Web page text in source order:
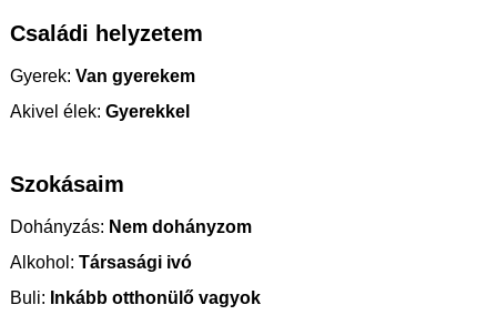
Családi helyzetem
Gyerek: Van gyerekem
Akivel élek: Gyerekkel
Szokásaim
Dohányzás: Nem dohányzom
Alkohol: Társasági ivó
Buli: Inkább otthonülő vagyok